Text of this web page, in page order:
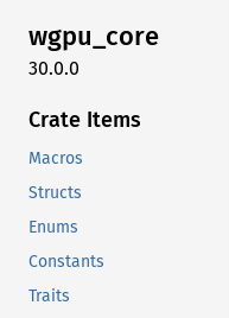
wgpu_core
30.0.0
Crate Items
Macros
Structs
Enums
Constants
Traits